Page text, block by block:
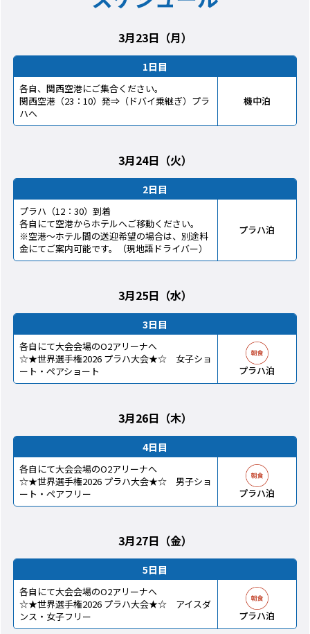
3月23日（月）
1日目
各自、関西空港にご集合ください。
関西空港（23：10）発⇒（ドバイ乗継ぎ）プラ
ハへ
機中泊
3月24日（火）
2日目
プラハ（12：30）到着
各自にて空港からホテルへご移動ください。
※空港～ホテル間の送迎希望の場合は、別途料
金にてご案内可能です。（現地語ドライバー）
プラハ泊
3月25日（水）
3日目
各自にて大会会場のO2アリーナへ
☆★世界選手権2026 プラハ大会★☆ 女子ショ
ート・ペアショート
プラハ泊
3月26日（木）
4日目
各自にて大会会場のO2アリーナへ
☆★世界選手権2026 プラハ大会★☆ 男子ショ
ート・ペアフリー
プラハ泊
3月27日（金）
5日目
各自にて大会会場のO2アリーナへ
☆★世界選手権2026 プラハ大会★☆ アイスダ
ンス・女子フリー
プラハ泊